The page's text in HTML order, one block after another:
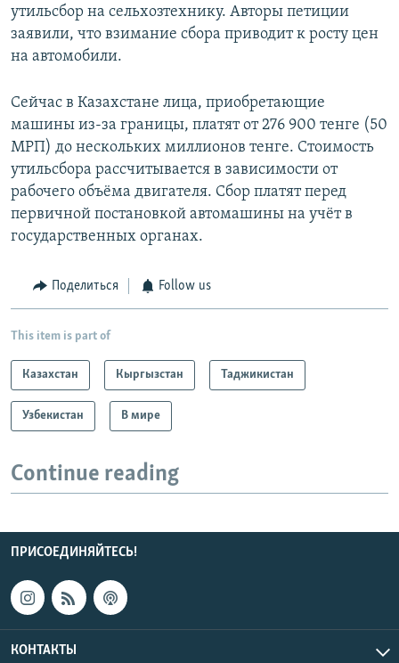
утильсбор на сельхозтехнику. Авторы петиции
заявили, что взимание сбора приводит к росту цен
на автомобили.
Сейчас в Казахстане лица, приобретающие
машины из-за границы, платят от 276 900 тенге (50
МРП) до нескольких миллионов тенге. Стоимость
утильсбора рассчитывается в зависимости от
рабочего объёма двигателя. Сбор платят перед
первичной постановкой автомашины на учёт в
государственных органах.
Поделиться Follow us
This item is part of
Казахстан Кыргызстан Таджикистан
Узбекистан В мире
Continue reading
ПРИСОЕДИНЯЙТЕСЬ!
КОНТАКТЫ